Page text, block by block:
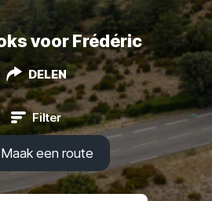
voor Frédéric
DELEN
Filter
Maak een route